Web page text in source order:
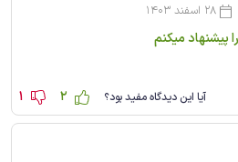
28 اسفند 1403
پیشنهاد میکنم
آیا این دیدگاه مفید بود؟ 2
1